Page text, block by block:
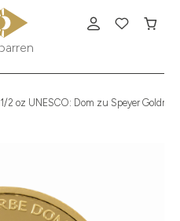
1/2 oz UNESCO: Dom zu Speyer